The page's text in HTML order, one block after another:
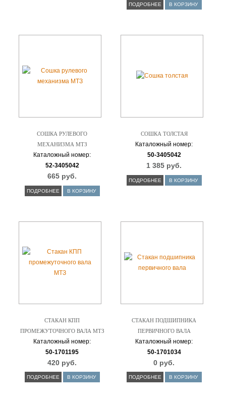
ПОДРОБНЕЕ В КОРЗИНУ
СОШКА РУЛЕВОГО
МЕХАНИЗМА МТЗ
Каталожный номер:
52-3405042
665 руб.
ПОДРОБНЕЕ В КОРЗИНУ
СОШКА ТОЛСТАЯ
Каталожный номер:
50-3405042
1 385 руб.
ПОДРОБНЕЕ В КОРЗИНУ
СТАКАН КПП
ПРОМЕЖУТОЧНОГО ВАЛА МТЗ
Каталожный номер:
50-1701195
420 руб.
ПОДРОБНЕЕ В КОРЗИНУ
СТАКАН ПОДШИПНИКА
ПЕРВИЧНОГО ВАЛА
Каталожный номер:
50-1701034
0 руб.
ПОДРОБНЕЕ В КОРЗИНУ